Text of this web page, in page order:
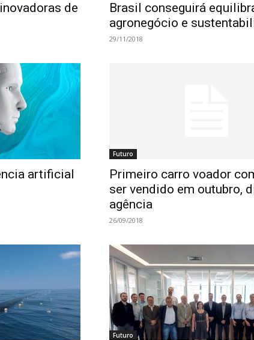
de
Brasil conseguirá
agronegócio e
29/11/2018
artificial
Futuro
Primeiro carro voador
ser vendido em outubro,
agência
26/09/2018
Futuro